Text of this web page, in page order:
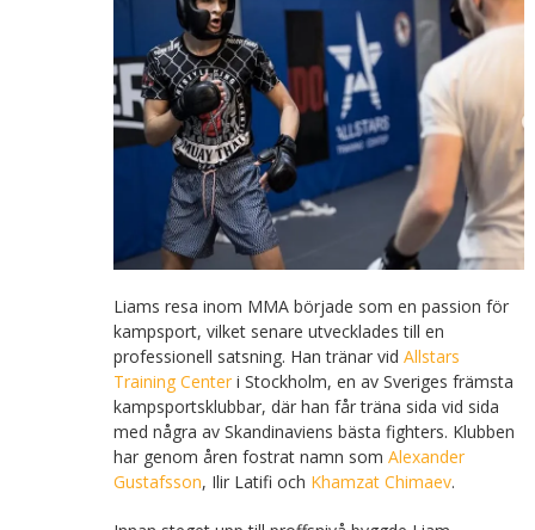
Liams resa inom MMA började som en passion för
kampsport, vilket senare utvecklades till en
professionell satsning. Han tränar vid Allstars
Training Centeri Stockholm, en av Sveriges främsta
kampsportsklubbar, där han får träna sida vid sida
med några av Skandinaviens bästa fighters. Klubben
har genom åren fostrat namn som Alexander
Gustafsson, Ilir Latifi och Khamzat Chimaev.